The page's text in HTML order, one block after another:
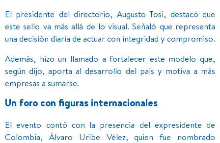
El presidente del directorio, Augusto Tosi, destacó que
este sello va más allá de lo visual. Señaló que representa
una decisión diaria de actuar con integridad y compromiso.
Además, hizo un llamado a fortalecer este modelo que,
según dijo, aporta al desarrollo del país y motiva a más
empresas a sumarse.
Un foro con figuras internacionales
El evento contó con la presencia del expresidente de
Colombia, Álvaro Uribe Vélez, quien fue nombrado